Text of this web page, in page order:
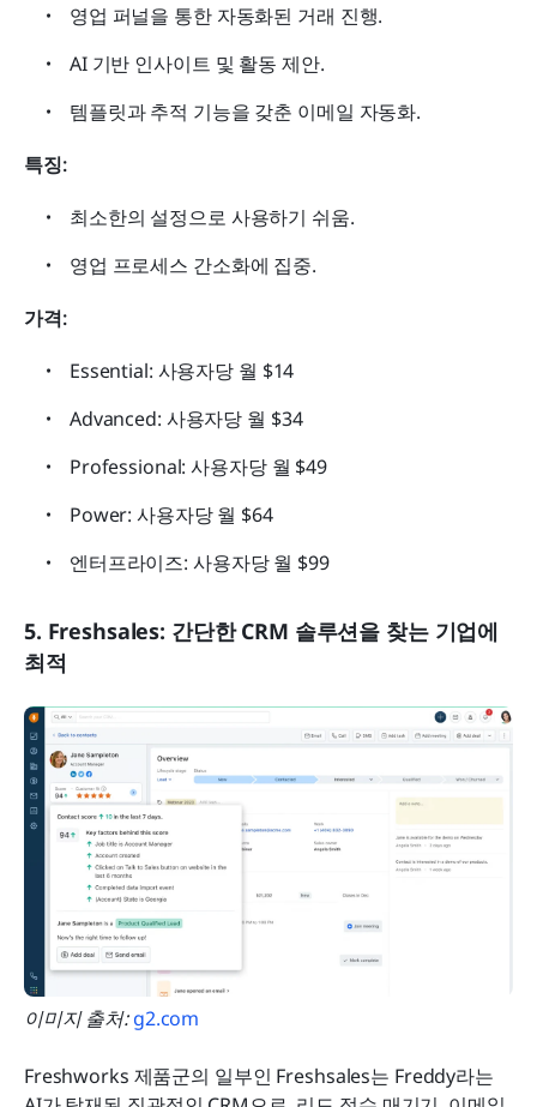
영업 퍼널을 통한 자동화된 거래 진행.
AI 기반 인사이트 및 활동 제안.
템플릿과 추적 기능을 갖춘 이메일 자동화.
특징:
최소한의 설정으로 사용하기 쉬움.
영업 프로세스 간소화에 집중.
가격:
Essential: 사용자당 월 $14
Advanced: 사용자당 월 $34
Professional: 사용자당 월 $49
Power: 사용자당 월 $64
엔터프라이즈: 사용자당 월 $99
5. Freshsales: 간단한 CRM 솔루션을 찾는 기업에
최적
이미지 출처: g2.com
Freshworks 제품군의 일부인 Freshsales는 Freddy라는